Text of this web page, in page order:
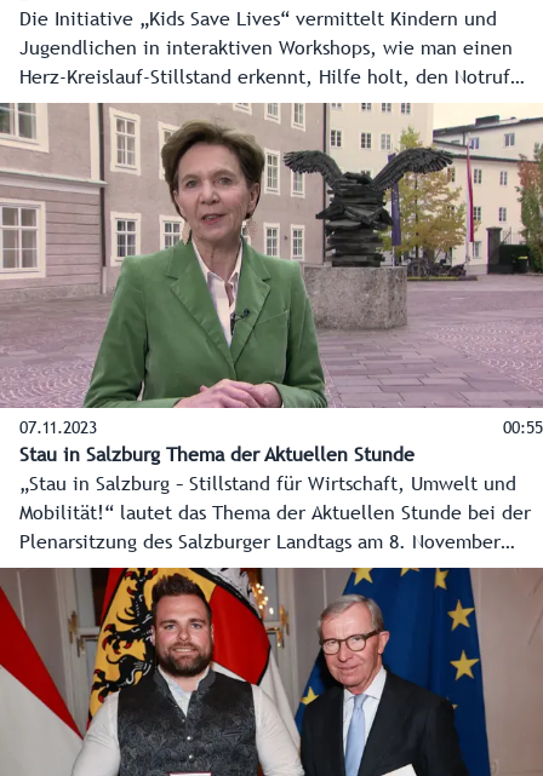
Die Initiative „Kids Save Lives“ vermittelt Kindern und
Jugendlichen in interaktiven Workshops, wie man einen
Herz-Kreislauf-Stillstand erkennt, Hilfe holt, den Notruf
absetzt und die Wiederbelebungsmaßnahmen durchführt.
Das Landes-Medienzentrum war bei einem
Reanimationskurs in der HTL Hallein dabei.
07.11.2023 00:55
Stau in Salzburg Thema der Aktuellen Stunde
„Stau in Salzburg – Stillstand für Wirtschaft, Umwelt und
Mobilität!“ lautet das Thema der Aktuellen Stunde bei der
Plenarsitzung des Salzburger Landtags am 8. November
2023 im Chiemseehof, eingebracht von der SPÖ.